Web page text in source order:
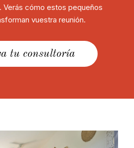
Verás cómo estos pequeños
vuestra reunión.
tu consultoría